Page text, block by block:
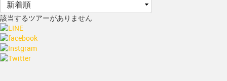
該当するツアーがありません